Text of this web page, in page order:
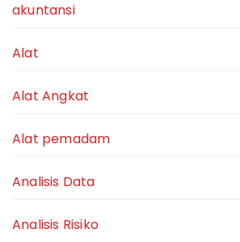
akuntansi
Alat
Alat Angkat
Alat pemadam
Analisis Data
Analisis Risiko